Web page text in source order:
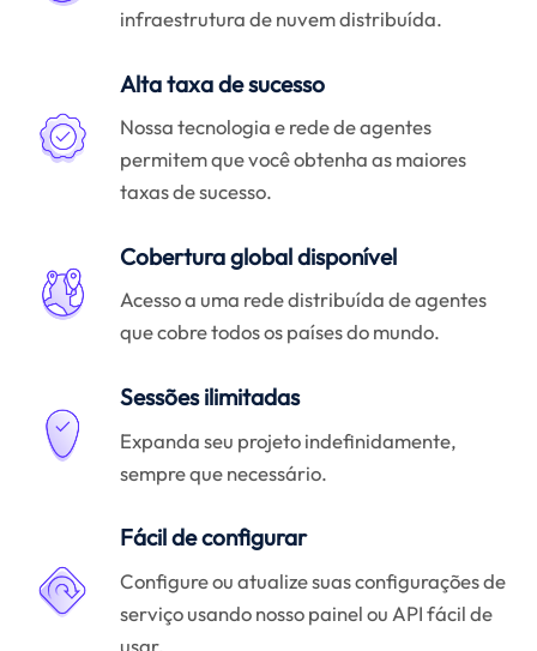
infraestrutura de nuvem distribuída.
Alta taxa de sucesso
Nossa tecnologia e rede de agentes
permitem que você obtenha as maiores
taxas de sucesso.
Cobertura global disponível
Acesso a uma rede distribuída de agentes
que cobre todos os países do mundo.
Sessões ilimitadas
Expanda seu projeto indefinidamente,
sempre que necessário.
Fácil de configurar
Configure ou atualize suas configurações de
serviço usando nosso painel ou API fácil de
usar.